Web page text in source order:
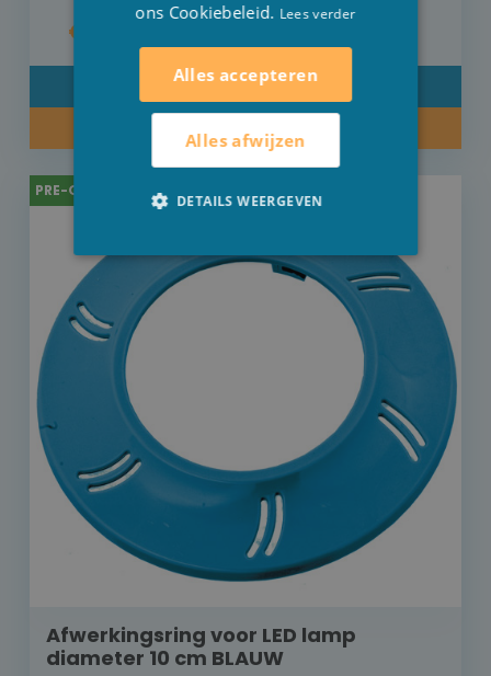
€ 26,70
DETAIL
PRE-ORDER
Afwerkingsring voor LED lamp
diameter 10 cm BLAUW
ons Cookiebeleid. Lees verder
Alles accepteren
Alles afwijzen
DETAILS WEERGEVEN